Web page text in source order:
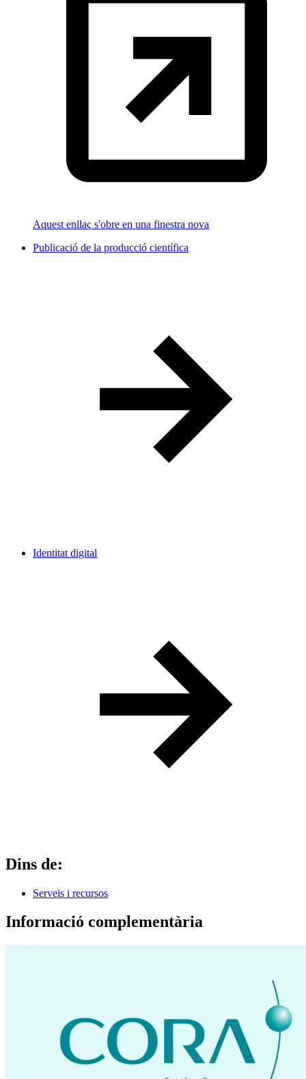
Aquest enllaç s'obre en una finestra nova
Publicació de la producció científica
Identitat digital
Dins de:
Serveis i recursos
Informació complementària